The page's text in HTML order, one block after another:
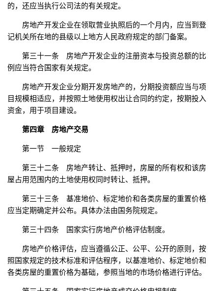
的，还应当执行公司法的有关规定。
房地产开发企业在领取营业执照后的一个月内，应当到登
记机关所在地的县级以上地方人民政府规定的部门备案。
第三十一条 房地产开发企业的注册资本与投资总额的比
例应当符合国家有关规定。
房地产开发企业分期开发房地产的，分期投资额应当与项
目规模相适应，并按照土地使用权出让合同的约定，按期投入
资金，用于项目建设。
第四章 房地产交易
第一节 一般规定
第三十二条 房地产转让、抵押时，房屋的所有权和该房
屋占用范围内的土地使用权同时转让、抵押。
第三十三条 基准地价、标定地价和各类房屋的重置价格
应当定期确定并公布。具体办法由国务院规定。
第三十四条 国家实行房地产价格评估制度。
房地产价格评估，应当遵循公正、公平、公开的原则，按
照国家规定的技术标准和评估程序，以基准地价、标定地价和
各类房屋的重置价格为基础，参照当地的市场价格进行评估。